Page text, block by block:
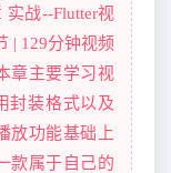
战--Flutter视
| 129分钟视频
章主要学习视
封装格式以及
放功能基础上
款属于自己的